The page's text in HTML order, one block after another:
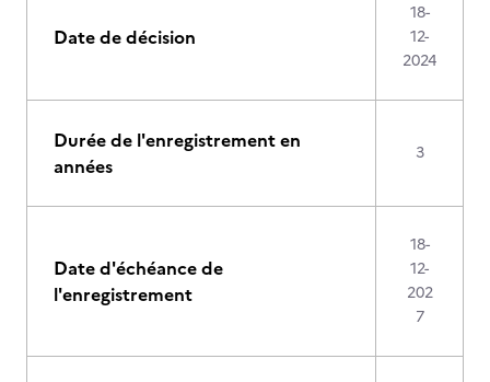
Date de décision
18-
12-
2024
Durée de l'enregistrement en
années
3
Date d'échéance de
l'enregistrement
18-
12-
202
7